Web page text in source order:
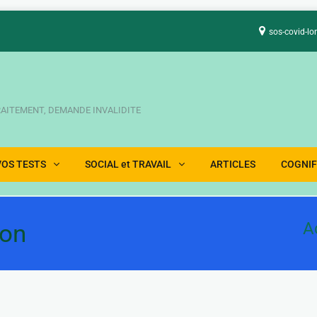
sos-covid-
DEMANDE INVALIDITE
TESTS SOCIAL et TRAVAIL ARTICLES